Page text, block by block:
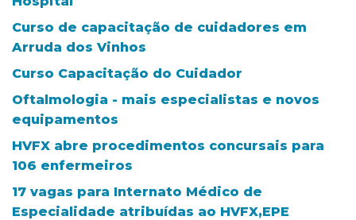
Curso de capacitação de cuidadores em
Arruda dos Vinhos
Curso Capacitação do Cuidador
Oftalmologia - mais especialistas e novos
equipamentos
HVFX abre procedimentos concursais para
106 enfermeiros
17 vagas para Internato Médico de
Especialidade atribuídas ao HVFX,EPE